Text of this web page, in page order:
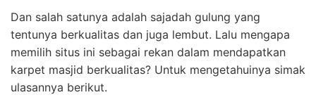
Dan salah satunya adalah sajadah gulung yang
tentunya berkualitas dan juga lembut. Lalu mengapa
memilih situs ini sebagai rekan dalam mendapatkan
karpet masjid berkualitas? Untuk mengetahuinya simak
ulasannya berikut.